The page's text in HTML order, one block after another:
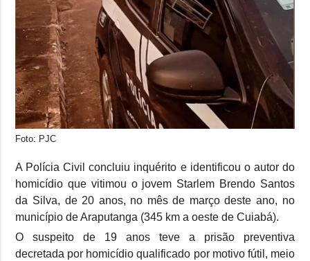
Foto: PJC
A Polícia Civil concluiu inquérito e identificou o autor do
homicídio que vitimou o jovem Starlem Brendo Santos
da Silva, de 20 anos, no mês de março deste ano, no
município de Araputanga (345 km a oeste de Cuiabá).
O suspeito de 19 anos teve a prisão preventiva
decretada por homicídio qualificado por motivo fútil, meio